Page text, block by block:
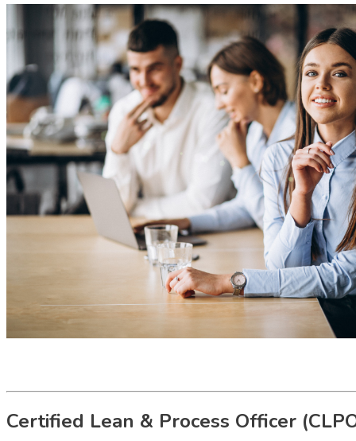
Certified Lean & Process Officer